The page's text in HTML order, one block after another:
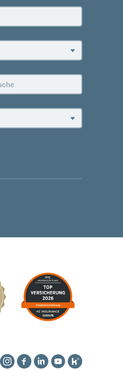
Instagram
Facebook
Linkedin
YouTubeKununu